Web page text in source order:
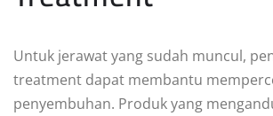
Untuk jerawat yang sudah muncul,
treatment dapat membantu
penyembuhan. Produk yang